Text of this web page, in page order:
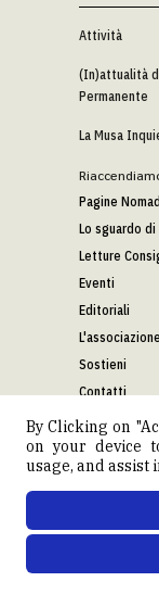
Attività
(In)attualità
Permanente
La Musa
Pagine
Lo sguardo di
Letture
Eventi
Editoriali
L'associazione
Sostieni
Contatti
Seguici
YOUTUBE
FACEBOOK
By Clicking on
on your device
usage, and